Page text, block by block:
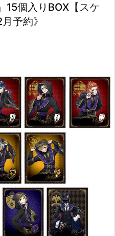
15個入りBOX【スケ
予約》